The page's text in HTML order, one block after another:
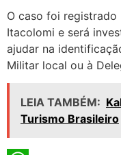
O caso foi
Itacolomi e será
ajudar na
Militar local ou à
LEIA TAMBÉM:
Turismo Brasileiro